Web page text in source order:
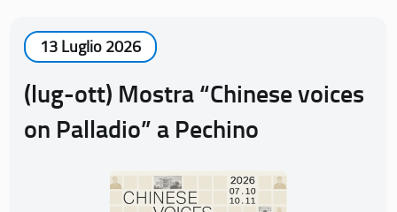
13 Luglio 2026
(lug-ott) Mostra “Chinese voices
on Palladio” a Pechino